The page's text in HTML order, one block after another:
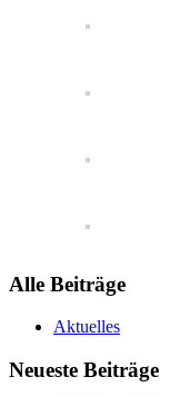
Alle Beiträge
Aktuelles
Neueste Beiträge